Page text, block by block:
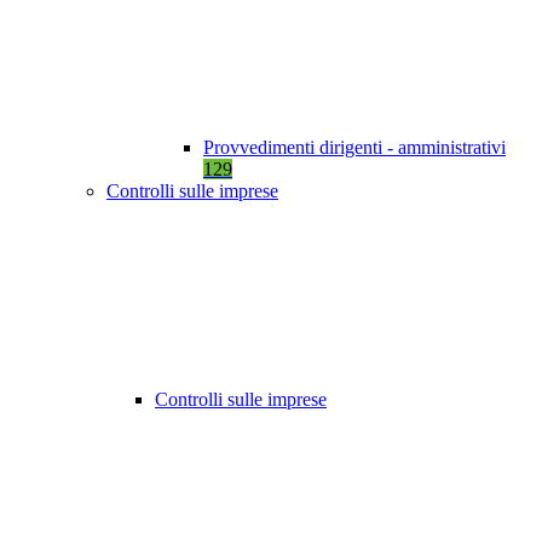
Provvedimenti dirigenti - amministrativi
129
Controlli sulle imprese
Controlli sulle imprese